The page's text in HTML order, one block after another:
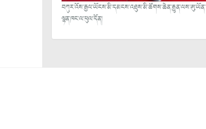
བཀུར་འོས་རྒྱལ་ཡོངས་མི་དམངས་འཐུས་མི་ཚོགས་ཆེན་རྒྱུན་ལས་ཨུ་ཡོན་
ལྷན་ཁང་ལ་ཕུལ་དོན།